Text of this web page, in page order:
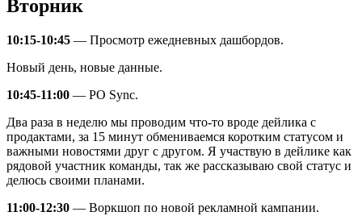
Вторник
10:15-10:45 — Просмотр ежедневных дашбордов.
Новый день, новые данные.
10:45-11:00 — PO Sync.
Два раза в неделю мы проводим что-то вроде дейлика с
продактами, за 15 минут обмениваемся коротким статусом и
важными новостями друг с другом. Я участвую в дейлике как
рядовой участник команды, так же рассказываю свой статус и
делюсь своими планами.
11:00-12:30 — Воркшоп по новой рекламной кампании.